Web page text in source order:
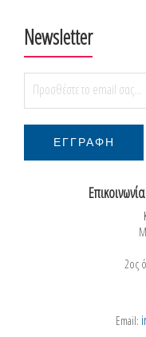
Newsletter
2ος
Email: